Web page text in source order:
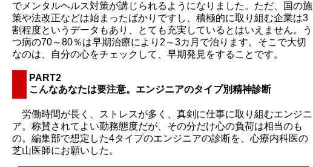
でメンタルヘルス対策が講じられるようになりました。ただ、国の施
策や法改正などは始まったばかりですし、積極的に取り組む企業は3
割程度というデータもあり、とても充実しているとはいえません。う
つ病の70～80％は早期治療により2～3カ月で治ります。そこで大切
なのは、自分の心をチェックして、早期発見をすることです。
PART2
こんなあなたは要注意。エンジニアのタイプ別精神診断
労働時間が長く、ストレスが多く、真剣に仕事に取り組むエンジニ
ア。称賛されてよい勤務態度だが、その分だけ心の負荷は相当のも
の。編集部で想定した4タイプのエンジニアの診断を、心療内科医の
芝山医師にお願いした。